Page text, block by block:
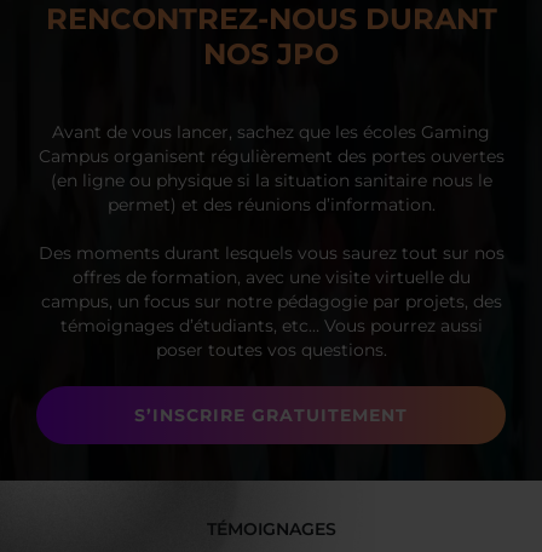
RENCONTREZ-NOUS DURANT
NOS JPO
Avant de vous lancer, sachez que les écoles Gaming
Campus organisent régulièrement des portes ouvertes
(en ligne ou physique si la situation sanitaire nous le
permet) et des réunions d’information.
Des moments durant lesquels vous saurez tout sur nos
offres de formation, avec une visite virtuelle du
campus, un focus sur notre pédagogie par projets, des
témoignages d’étudiants, etc… Vous pourrez aussi
poser toutes vos questions.
S’INSCRIRE GRATUITEMENT
TÉMOIGNAGES